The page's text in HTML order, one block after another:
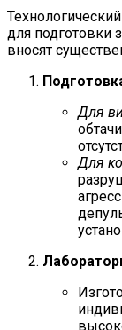
для подготовки
вносят
Для
Для